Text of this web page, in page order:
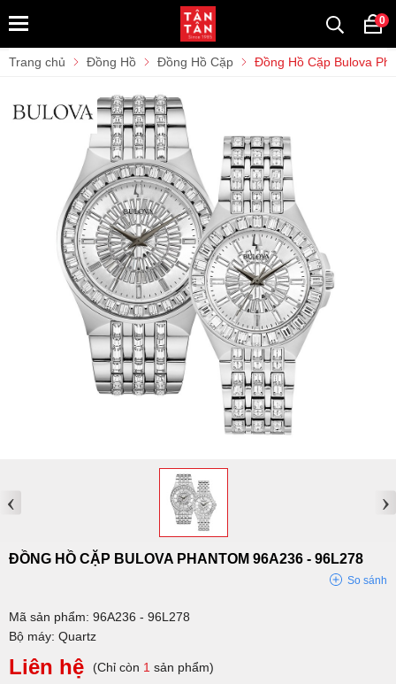
0
Trang chủ Đồng Hồ Đồng Hồ Cặp Đồng Hồ Cặp Bulova
‹ ›
ĐỒNG HỒ CẶP BULOVA PHANTOM 96A236 - 96L278
So sánh
Mã sản phẩm: 96A236 - 96L278
Bộ máy: Quartz
Liên hệ (Chỉ còn 1 sản phẩm)